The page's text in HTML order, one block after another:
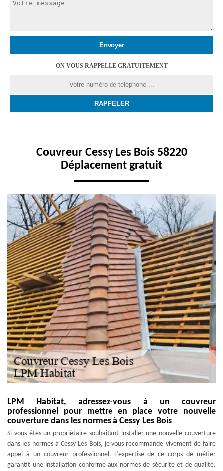
ON VOUS RAPPELLE GRATUITEMENT
Couvreur Cessy Les Bois 58220
Déplacement gratuit
LPM Habitat, adressez-vous à un couvreur
professionnel pour mettre en place votre nouvelle
couverture dans les normes à Cessy Les Bois
Si vous êtes un propriétaire souhaitant installer une nouvelle couverture
dans les normes à Cessy Les Bois, je vous recommande vivement de faire
appel à un couvreur professionnel. L’expertise de ce corps de métier
garantit une installation conforme aux normes de sécurité et de qualité.